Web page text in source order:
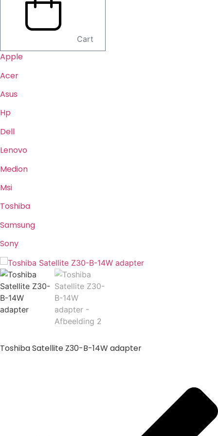
Cart
Apple
Acer
Asus
Hp
Dell
Lenovo
Medion
Msi
Toshiba
Samsung
Sony
Toshiba Satellite Z30-B-14W adapter